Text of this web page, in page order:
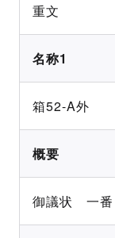
重文
名称1
箱52-A外
概要
御議状 一番